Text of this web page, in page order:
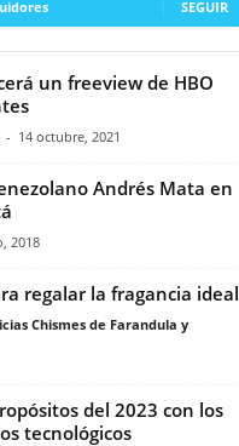
SEGUIR
un freeview de HBO
- 14 octubre, 2021
Andrés Mata en
2018
regalar la fragancia ideal
Chismes de Farandula y
del 2023 con los
tecnológicos